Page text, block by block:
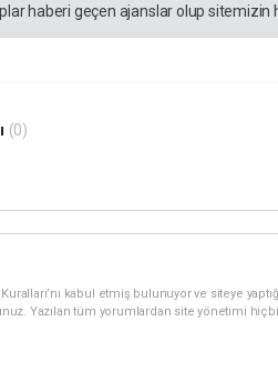
haberi geçen ajanslar olup sitemizin
(0)
kabul etmiş bulunuyor ve siteye
Yazılan tüm yorumlardan site yönetimi